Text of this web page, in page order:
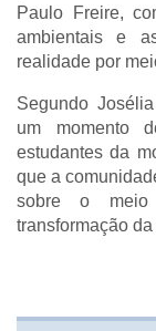
Paulo Freire,
ambientais e
realidade por
Segundo
um momento
estudantes da
que a
sobre o meio
transformação